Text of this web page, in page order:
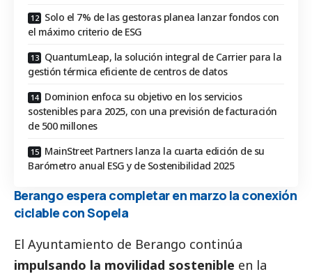
Solo el 7% de las gestoras planea lanzar fondos con
el máximo criterio de ESG
QuantumLeap, la solución integral de Carrier para la
gestión térmica eficiente de centros de datos
Dominion enfoca su objetivo en los servicios
sostenibles para 2025, con una previsión de facturación
de 500 millones
MainStreet Partners lanza la cuarta edición de su
Barómetro anual ESG y de Sostenibilidad 2025
Berango espera completar en marzo la conexión
ciclable con Sopela
El Ayuntamiento de Berango continúa
impulsando la movilidad sostenible en la